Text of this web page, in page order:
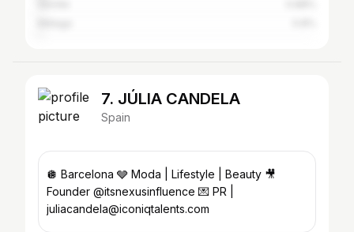
7. JÚLIA CANDELA
Spain
🪩 Barcelona 🩶 Moda | Lifestyle | Beauty 🎥
Founder @itsnexusinfluence 💌 PR |
juliacandela@iconiqtalents.com